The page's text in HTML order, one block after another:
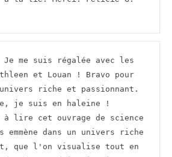
Je me suis régalée avec les
et Louan ! Bravo pour
riche et passionnant.
je suis en haleine !
lire cet ouvrage de science
dans un univers riche
que l'on visualise tout en